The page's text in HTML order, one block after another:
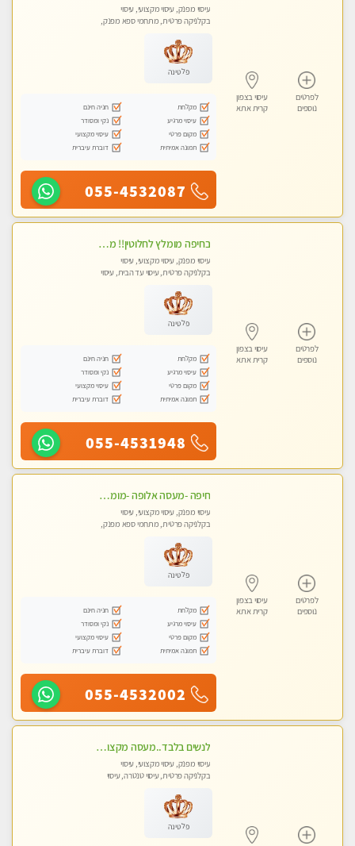
לפרטים
נוספים
עיסוי בצפון
קרית אתא
עיסוי מפנק, עיסוי מקצועי, עיסוי
בקלניקה פרטית, מתחמי ספא מפנק,
פלטינה
מקלחת
חניה חינם
עיסוי מרגיע
נקי ומסודר
מקום פרטי
עיסוי מקצועי
תמונה אמיתית
דוברת עיברית
055-4532087
לפרטים
נוספים
עיסוי בצפון
קרית אתא
בחיפה מומלץ לחלוטין!! מעסה יפה איכותית מקצועית ומפנקת מאוד פרטי מומלץ בחום.עיסוי מפנק מאוווד.
עיסוי מפנק, עיסוי מקצועי, עיסוי
בקלניקה פרטית, עיסוי עד הבית, עיסוי
פלטינה
מקלחת
חניה חינם
עיסוי מרגיע
נקי ומסודר
מקום פרטי
עיסוי מקצועי
תמונה אמיתית
דוברת עיברית
055-4531948
לפרטים
נוספים
עיסוי בצפון
קרית אתא
חיפה -מעסה אלופה -מומלץ לחלוטין!! כל סוגי העיסויים מעסה מקצועית ואיכותית פרטי!! highly recommended..new in the city- ללא מין !
עיסוי מפנק, עיסוי מקצועי, עיסוי
בקלניקה פרטית, מתחמי ספא מפנק,
פלטינה
מקלחת
חניה חינם
עיסוי מרגיע
נקי ומסודר
מקום פרטי
עיסוי מקצועי
תמונה אמיתית
דוברת עיברית
055-4532002
לנשים בלבד..מעסה מקצועי לנשים בלבד
עיסוי מפנק, עיסוי מקצועי, עיסוי
בקלניקה פרטית, עיסוי טנטרה, עיסוי
פלטינה